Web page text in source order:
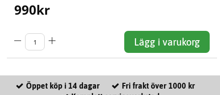
990kr
Lägg i varukorg
Öppet köp i 14 dagar
Fri frakt över 1000 kr